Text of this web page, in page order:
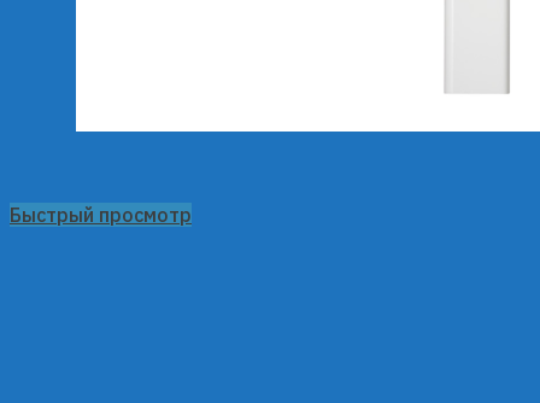
Быстрый просмотр